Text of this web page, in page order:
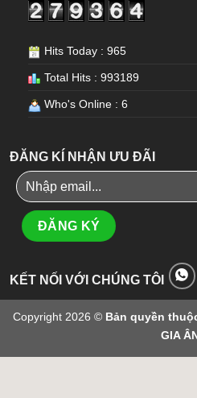
Hits Today : 965
Total Hits : 993189
Who's Online : 6
ĐĂNG KÍ NHẬN ƯU ĐÃI
KẾT NỐI VỚI CHÚNG TÔI
Copyright 2026 © Bản quyền
GIA